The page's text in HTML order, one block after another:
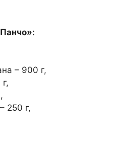
– 900 г,
250 г,